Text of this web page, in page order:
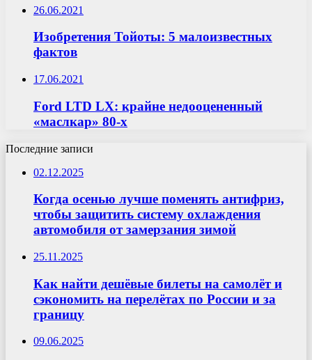
26.06.2021
Изобретения Тойоты: 5 малоизвестных
фактов
17.06.2021
Ford LTD LX: крайне недооцененный
«маслкар» 80-х
Последние записи
02.12.2025
Когда осенью лучше поменять антифриз,
чтобы защитить систему охлаждения
автомобиля от замерзания зимой
25.11.2025
Как найти дешёвые билеты на самолёт и
сэкономить на перелётах по России и за
границу
09.06.2025